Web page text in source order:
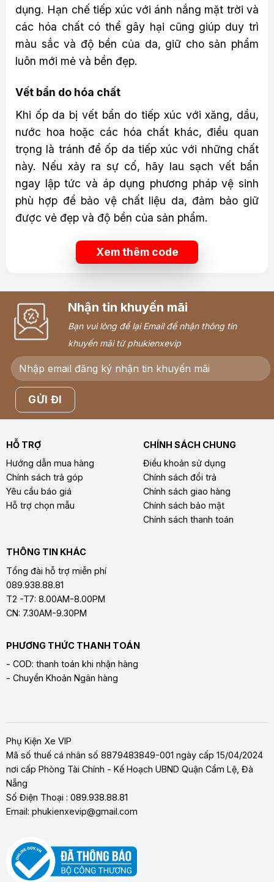
dụng. Hạn chế tiếp xúc với ánh nắng mặt trời và
các hóa chất có thể gây hại cũng giúp duy trì
màu sắc và độ bền của da, giữ cho sản phẩm
luôn mới mẻ và bền đẹp.
Vết bẩn do hóa chất
Khi ốp da bị vết bẩn do tiếp xúc với xăng, dầu,
nước hoa hoặc các hóa chất khác, điều quan
trọng là tránh để ốp da tiếp xúc với những chất
này. Nếu xảy ra sự cố, hãy lau sạch vết bẩn
ngay lập tức và áp dụng phương pháp vệ sinh
phù hợp để bảo vệ chất liệu da, đảm bảo giữ
được vẻ đẹp và độ bền của sản phẩm.
Xem thêm code
Nhận tin khuyến mãi
Bạn vui lòng để lại Email để nhận thông tin
khuyến mãi từ phukienxevip
HỖ TRỢ
Hướng dẫn mua hàng
Chính sách trả góp
Yêu cầu báo giá
Hỗ trợ chọn mẫu
CHÍNH SÁCH CHUNG
Điều khoản sử dụng
Chính sách đổi trả
Chính sách giao hàng
Chính sách bảo mật
Chính sách thanh toán
THÔNG TIN KHÁC
Tổng đài hỗ trợ miễn phí
089.938.88.81
T2 -T7: 8.00AM-8.00PM
CN: 7.30AM-9.30PM
PHƯƠNG THỨC THANH TOÁN
- COD: thanh toán khi nhận hàng
- Chuyển Khoản Ngân hàng
Phụ Kiện Xe VIP
Mã số thuế cá nhân số 8879483849-001 ngày cấp 15/04/2024
nơi cấp Phòng Tài Chính - Kế Hoạch UBND Quận Cẩm Lệ, Đà
Nẵng
Số Điện Thoại : 089.938.88.81
Email: phukienxevip@gmail.com